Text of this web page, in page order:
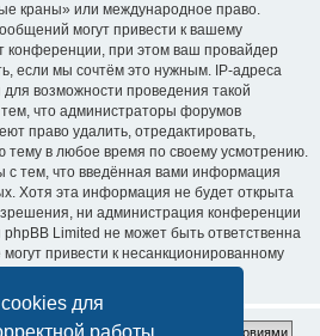
cookies для
работы.
краны» или международное право.
могут привести к вашему
конференции, при этом ваш провайдер
если мы сочтём это нужным. IP-адреса
возможности проведения такой
что администраторы форумов
право удалить, отредактировать,
тему в любое время по своему усмотрению.
с тем, что введённая вами информация
Хотя эта информация не будет открыта
ни администрация конференции
Limited не может быть ответственна
привести к несанкционированному